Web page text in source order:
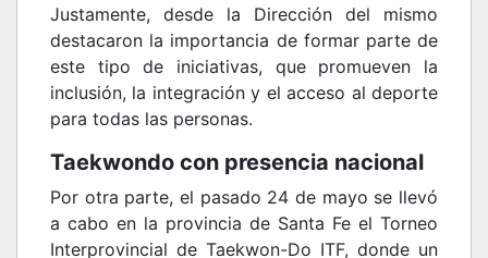
Justamente, desde la Dirección del mismo
destacaron la importancia de formar parte de
este tipo de iniciativas, que promueven la
inclusión, la integración y el acceso al deporte
para todas las personas.
Taekwondo con presencia nacional
Por otra parte, el pasado 24 de mayo se llevó
a cabo en la provincia de Santa Fe el Torneo
Interprovincial de Taekwon-Do ITF, donde un